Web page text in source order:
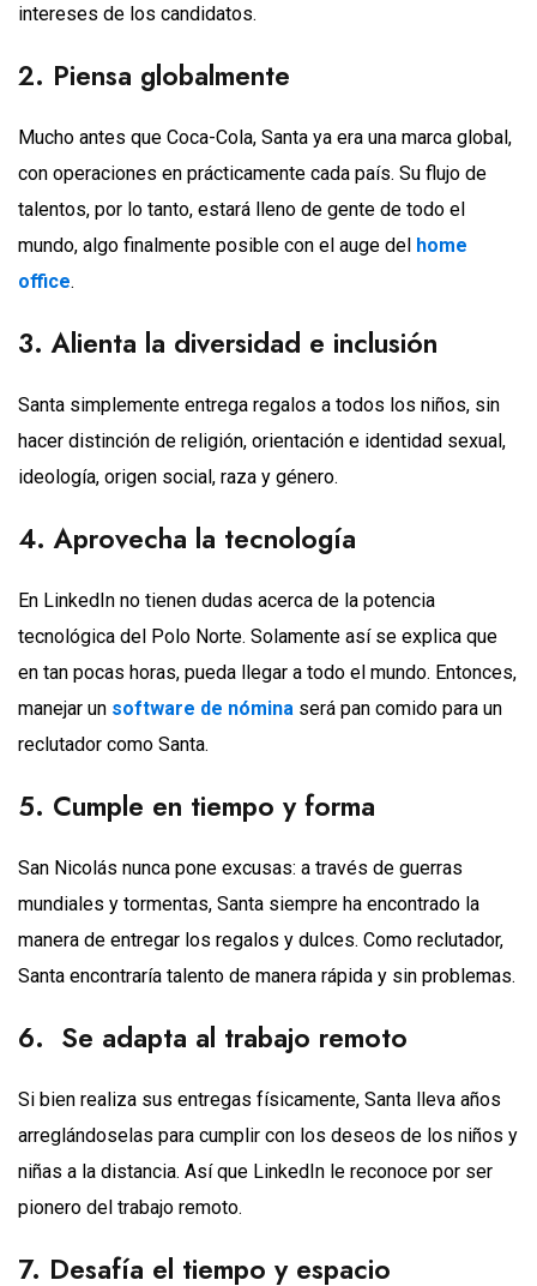
intereses de los candidatos.
2. Piensa globalmente
Mucho antes que Coca-Cola, Santa ya era una marca global,
con operaciones en prácticamente cada país. Su flujo de
talentos, por lo tanto, estará lleno de gente de todo el
mundo, algo finalmente posible con el auge del home
office.
3. Alienta la diversidad e inclusión
Santa simplemente entrega regalos a todos los niños, sin
hacer distinción de religión, orientación e identidad sexual,
ideología, origen social, raza y género.
4. Aprovecha la tecnología
En LinkedIn no tienen dudas acerca de la potencia
tecnológica del Polo Norte. Solamente así se explica que
en tan pocas horas, pueda llegar a todo el mundo. Entonces,
manejar un software de nómina será pan comido para un
reclutador como Santa.
5. Cumple en tiempo y forma
San Nicolás nunca pone excusas: a través de guerras
mundiales y tormentas, Santa siempre ha encontrado la
manera de entregar los regalos y dulces. Como reclutador,
Santa encontraría talento de manera rápida y sin problemas.
6. Se adapta al trabajo remoto
Si bien realiza sus entregas físicamente, Santa lleva años
arreglándoselas para cumplir con los deseos de los niños y
niñas a la distancia. Así que LinkedIn le reconoce por ser
pionero del trabajo remoto.
7. Desafía el tiempo y espacio